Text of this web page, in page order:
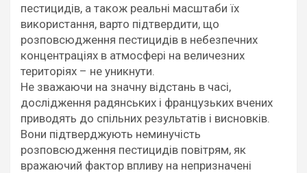
пестицидів, а також реальні масштаби їх
використання, варто підтвердити, що
розповсюдження пестицидів в небезпечних
концентраціях в атмосфері на величезних
територіях – не уникнути.
Не зважаючи на значну відстань в часі,
дослідження радянських і французьких вчених
приводять до спільних результатів і висновків.
Вони підтверджують неминучість
розповсюдження пестицидів повітрям, як
вражаючий фактор впливу на непризначені